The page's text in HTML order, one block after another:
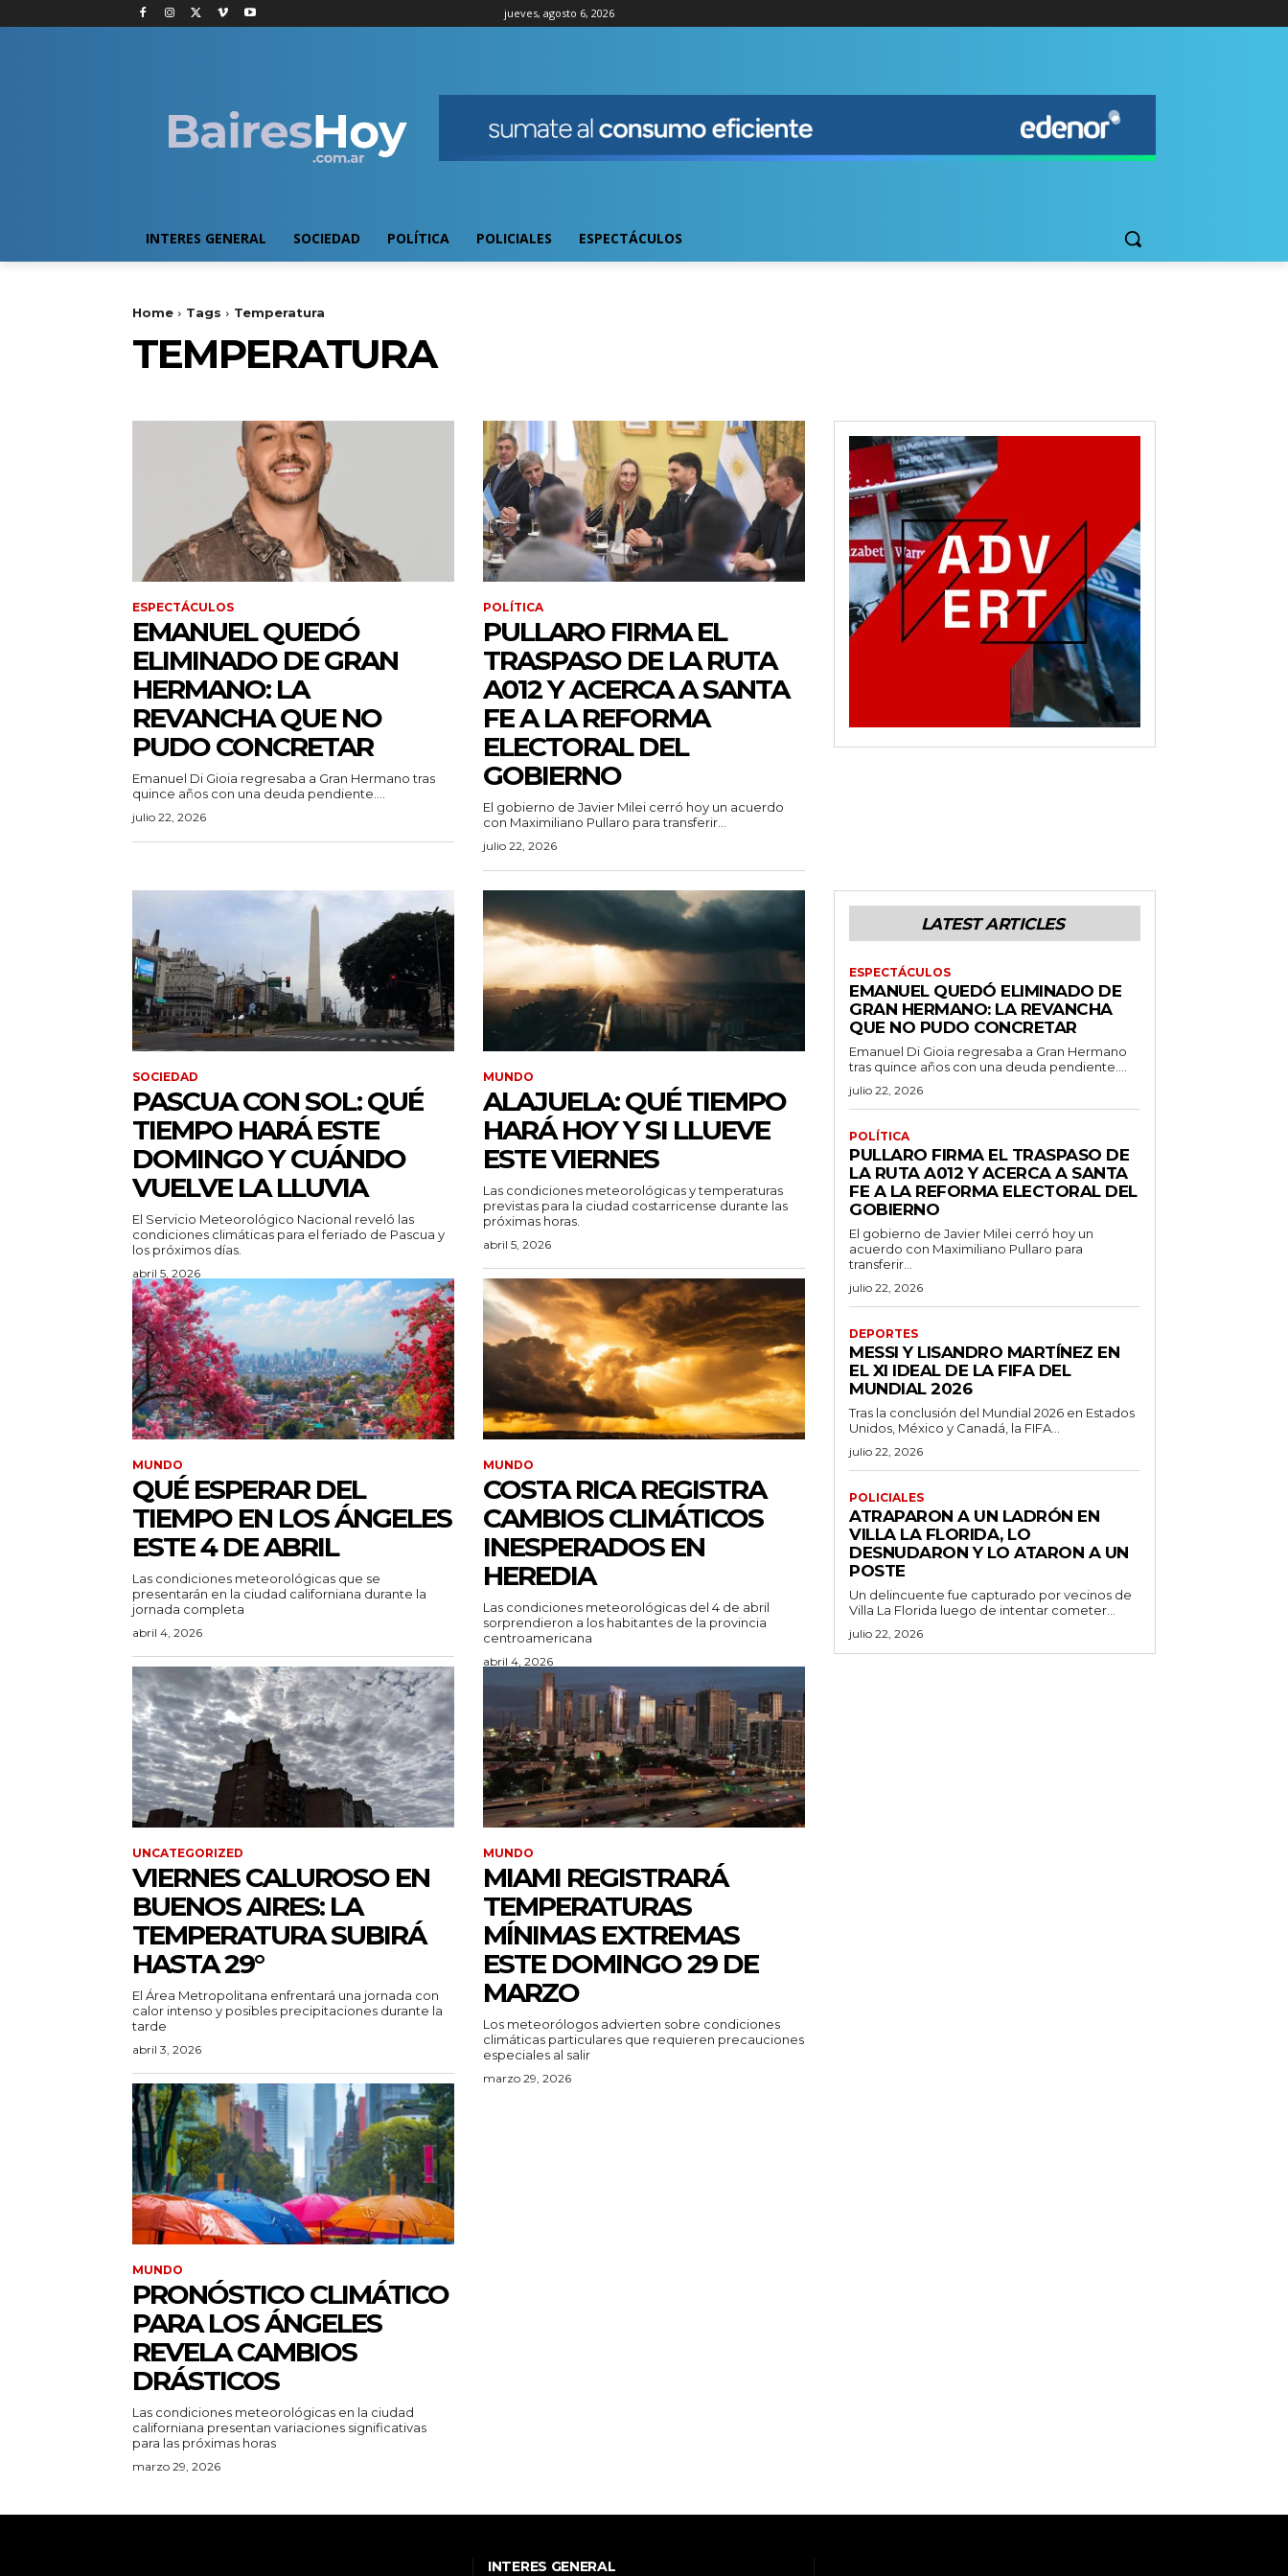
jueves, agosto 6, 2026
INTERES GENERAL SOCIEDAD POLÍTICA POLICIALES ESPECTÁCULOS
Home Tags Temperatura
TEMPERATURA
ESPECTÁCULOS
EMANUEL QUEDÓ
ELIMINADO DE GRAN
HERMANO: LA
REVANCHA QUE NO
PUDO CONCRETAR
Emanuel Di Gioia regresaba a Gran Hermano tras
quince años con una deuda pendiente....
julio 22, 2026
POLÍTICA
PULLARO FIRMA EL
TRASPASO DE LA RUTA
A012 Y ACERCA A SANTA
FE A LA REFORMA
ELECTORAL DEL
GOBIERNO
El gobierno de Javier Milei cerró hoy un acuerdo
con Maximiliano Pullaro para transferir...
julio 22, 2026
SOCIEDAD
PASCUA CON SOL: QUÉ
TIEMPO HARÁ ESTE
DOMINGO Y CUÁNDO
VUELVE LA LLUVIA
El Servicio Meteorológico Nacional reveló las
condiciones climáticas para el feriado de Pascua y
los próximos días.
abril 5, 2026
MUNDO
ALAJUELA: QUÉ TIEMPO
HARÁ HOY Y SI LLUEVE
ESTE VIERNES
Las condiciones meteorológicas y temperaturas
previstas para la ciudad costarricense durante las
próximas horas.
abril 5, 2026
MUNDO
QUÉ ESPERAR DEL
TIEMPO EN LOS ÁNGELES
ESTE 4 DE ABRIL
Las condiciones meteorológicas que se
presentarán en la ciudad californiana durante la
jornada completa
abril 4, 2026
MUNDO
COSTA RICA REGISTRA
CAMBIOS CLIMÁTICOS
INESPERADOS EN
HEREDIA
Las condiciones meteorológicas del 4 de abril
sorprendieron a los habitantes de la provincia
centroamericana
abril 4, 2026
UNCATEGORIZED
VIERNES CALUROSO EN
BUENOS AIRES: LA
TEMPERATURA SUBIRÁ
HASTA 29°
El Área Metropolitana enfrentará una jornada con
calor intenso y posibles precipitaciones durante la
tarde
abril 3, 2026
MUNDO
MIAMI REGISTRARÁ
TEMPERATURAS
MÍNIMAS EXTREMAS
ESTE DOMINGO 29 DE
MARZO
Los meteorólogos advierten sobre condiciones
climáticas particulares que requieren precauciones
especiales al salir
marzo 29, 2026
MUNDO
PRONÓSTICO CLIMÁTICO
PARA LOS ÁNGELES
REVELA CAMBIOS
DRÁSTICOS
Las condiciones meteorológicas en la ciudad
californiana presentan variaciones significativas
para las próximas horas
marzo 29, 2026
LATEST ARTICLES
ESPECTÁCULOS
EMANUEL QUEDÓ ELIMINADO DE
GRAN HERMANO: LA REVANCHA
QUE NO PUDO CONCRETAR
Emanuel Di Gioia regresaba a Gran Hermano
tras quince años con una deuda pendiente....
julio 22, 2026
POLÍTICA
PULLARO FIRMA EL TRASPASO DE
LA RUTA A012 Y ACERCA A SANTA
FE A LA REFORMA ELECTORAL DEL
GOBIERNO
El gobierno de Javier Milei cerró hoy un
acuerdo con Maximiliano Pullaro para
transferir...
julio 22, 2026
DEPORTES
MESSI Y LISANDRO MARTÍNEZ EN
EL XI IDEAL DE LA FIFA DEL
MUNDIAL 2026
Tras la conclusión del Mundial 2026 en Estados
Unidos, México y Canadá, la FIFA...
julio 22, 2026
POLICIALES
ATRAPARON A UN LADRÓN EN
VILLA LA FLORIDA, LO
DESNUDARON Y LO ATARON A UN
POSTE
Un delincuente fue capturado por vecinos de
Villa La Florida luego de intentar cometer...
julio 22, 2026
INTERES GENERAL